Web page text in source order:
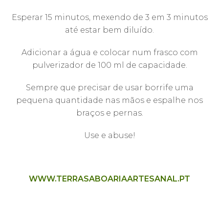
Esperar 15 minutos, mexendo de 3 em 3 minutos
até estar bem diluído.
Adicionar a água e colocar num frasco com
pulverizador de 100 ml de capacidade.
Sempre que precisar de usar borrife uma
pequena quantidade nas mãos e espalhe nos
braços e pernas.
Use e abuse!
WWW.TERRASABOARIAARTESANAL.PT